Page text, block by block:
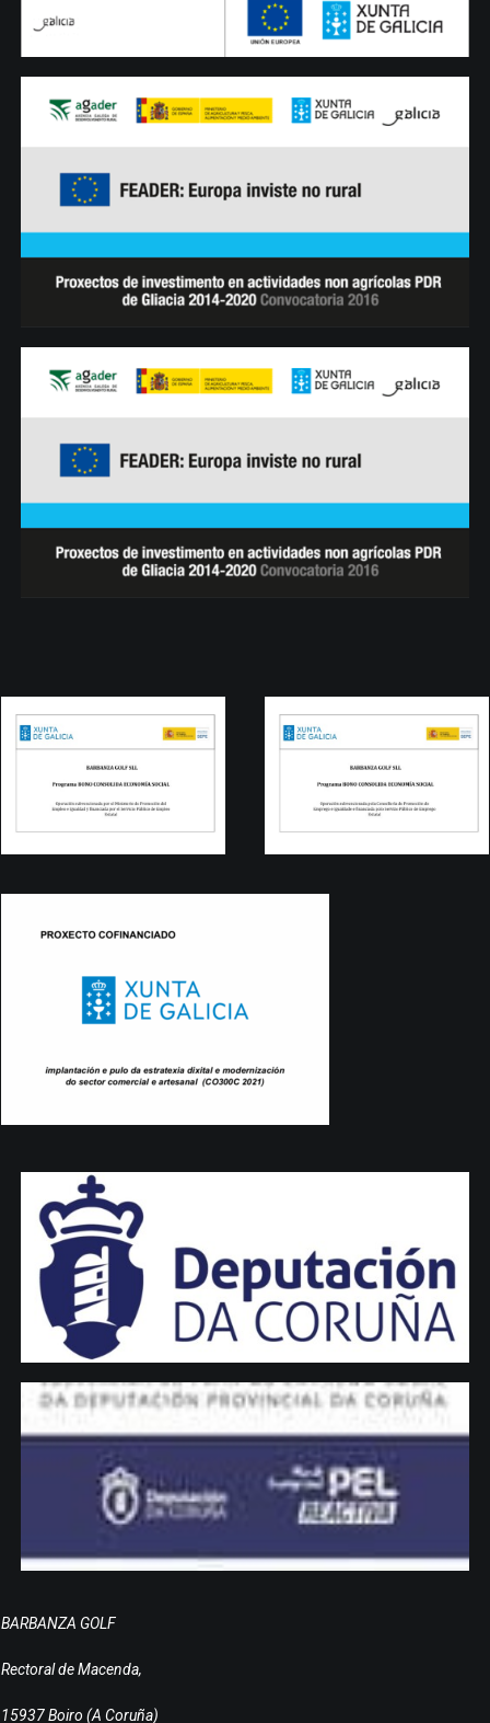
BARBANZA GOLF
Rectoral de Macenda,
15937 Boiro (A Coruña)